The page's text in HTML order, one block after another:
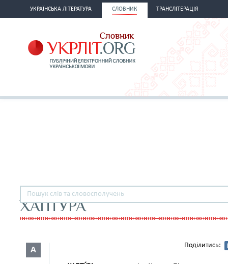
УКРАЇНСЬКА ЛІТЕРАТУРА СЛОВНИК ТРАНСЛІТЕРАЦІЯ
ХАПТУРА
А Поділитись: